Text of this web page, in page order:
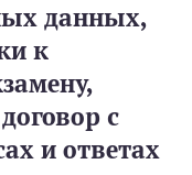
данных,
к
с
и ответах